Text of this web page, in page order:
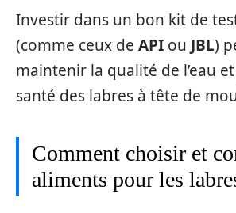
Investir dans un bon kit de
(comme ceux de API ou JBL)
maintenir la qualité de l’eau
santé des labres à tête de
Comment choisir et
aliments pour les